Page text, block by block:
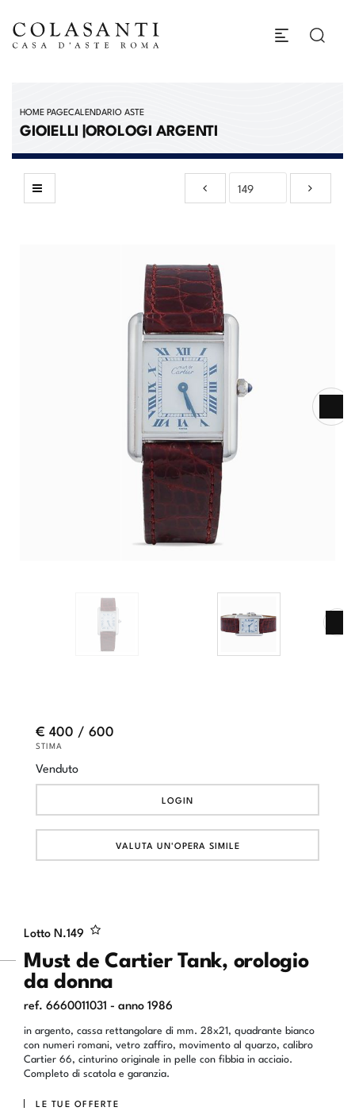
HOME PAGECALENDARIO ASTE
GIOIELLI |OROLOGI ARGENTI
Lotto N.149
Must de Cartier Tank, orologio
da donna
ref. 6660011031 - anno 1986
in argento, cassa rettangolare di mm. 28x21, quadrante bianco
con numeri romani, vetro zaffiro, movimento al quarzo, calibro
Cartier 66, cinturino originale in pelle con fibbia in acciaio.
Completo di scatola e garanzia.
LE TUE OFFERTE
€ 400 / 600
STIMA
Venduto
LOGIN
VALUTA UN'OPERA SIMILE